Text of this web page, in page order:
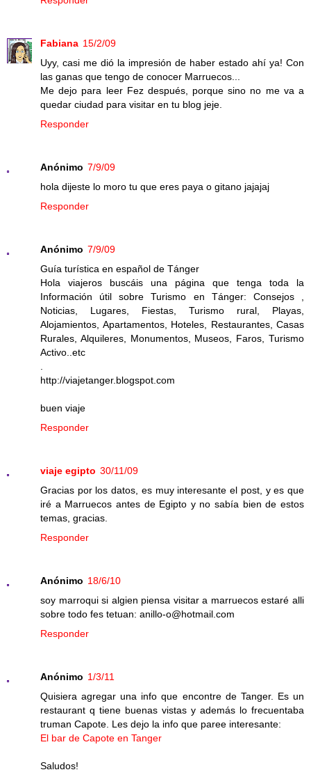
Fabiana 15/2/09
Uyy, casi me dió la impresión de haber estado ahí ya! Con
las ganas que tengo de conocer Marruecos...
Me dejo para leer Fez después, porque sino no me va a
quedar ciudad para visitar en tu blog jeje.
Responder
Anónimo 7/9/09
hola dijeste lo moro tu que eres paya o gitano jajajaj
Responder
Anónimo 7/9/09
Guía turística en español de Tánger
Hola viajeros buscáis una página que tenga toda la
Información útil sobre Turismo en Tánger: Consejos ,
Noticias, Lugares, Fiestas, Turismo rural, Playas,
Alojamientos, Apartamentos, Hoteles, Restaurantes, Casas
Rurales, Alquileres, Monumentos, Museos, Faros, Turismo
Activo..etc
http://viajetanger.blogspot.com
buen viaje
Responder
viaje egipto 30/11/09
Gracias por los datos, es muy interesante el post, y es que
iré a Marruecos antes de Egipto y no sabía bien de estos
temas, gracias.
Responder
Anónimo 18/6/10
soy marroqui si algien piensa visitar a marruecos estaré alli
sobre todo fes tetuan: anillo-o@hotmail.com
Responder
Anónimo 1/3/11
Quisiera agregar una info que encontre de Tanger. Es un
restaurant q tiene buenas vistas y además lo frecuentaba
truman Capote. Les dejo la info que paree interesante:
El bar de Capote en Tanger
Saludos!